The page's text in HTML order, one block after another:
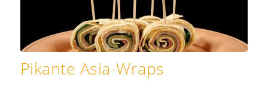
Pikante Asia-Wraps